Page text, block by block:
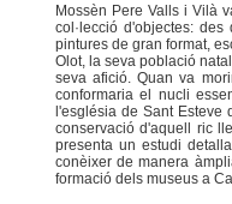
Mossèn Pere Valls i Vilà
col·lecció d'objectes:
pintures de gran format,
Olot, la seva població
seva afició. Quan va
conformaria el nucli
l'església de Sant Esteve
conservació d'aquell ric
presenta un estudi
conèixer de manera
formació dels museus a